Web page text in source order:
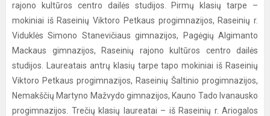
rajono kultūros centro dailės studijos. Pirmų klasių tarpe –
mokiniai iš Raseinių Viktoro Petkaus progimnazijos, Raseinių r.
Viduklės Simono Stanevičiaus gimnazijos, Pagėgių Algimanto
Mackaus gimnazijos, Raseinių rajono kultūros centro dailės
studijos. Laureatais antrų klasių tarpe tapo mokiniai iš Raseinių
Viktoro Petkaus progimnazijos, Raseinių Šaltinio progimnazijos,
Nemakščių Martyno Mažvydo gimnazijos, Kauno Tado Ivanausko
progimnazijos. Trečių klasių laureatai – iš Raseinių r. Ariogalos